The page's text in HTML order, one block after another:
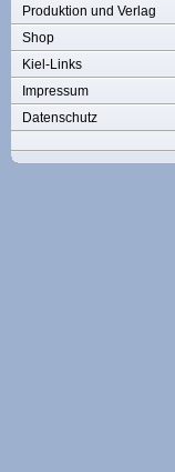
Produktion und Verlag
Shop
Kiel-Links
Impressum
Datenschutz